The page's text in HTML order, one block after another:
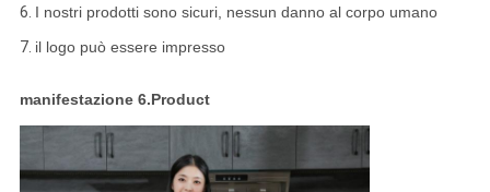
6. I nostri prodotti sono sicuri, nessun danno al corpo umano
7. il logo può essere impresso
manifestazione 6.Product